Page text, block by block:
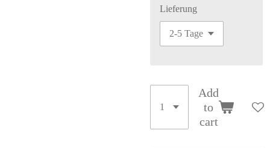
Lieferung
Add
to
cart